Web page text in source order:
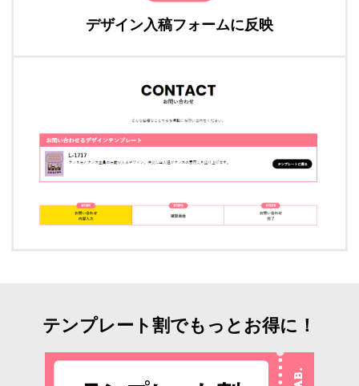
デザイン入稿フォームに反映
テンプレート割でもっとお得に！